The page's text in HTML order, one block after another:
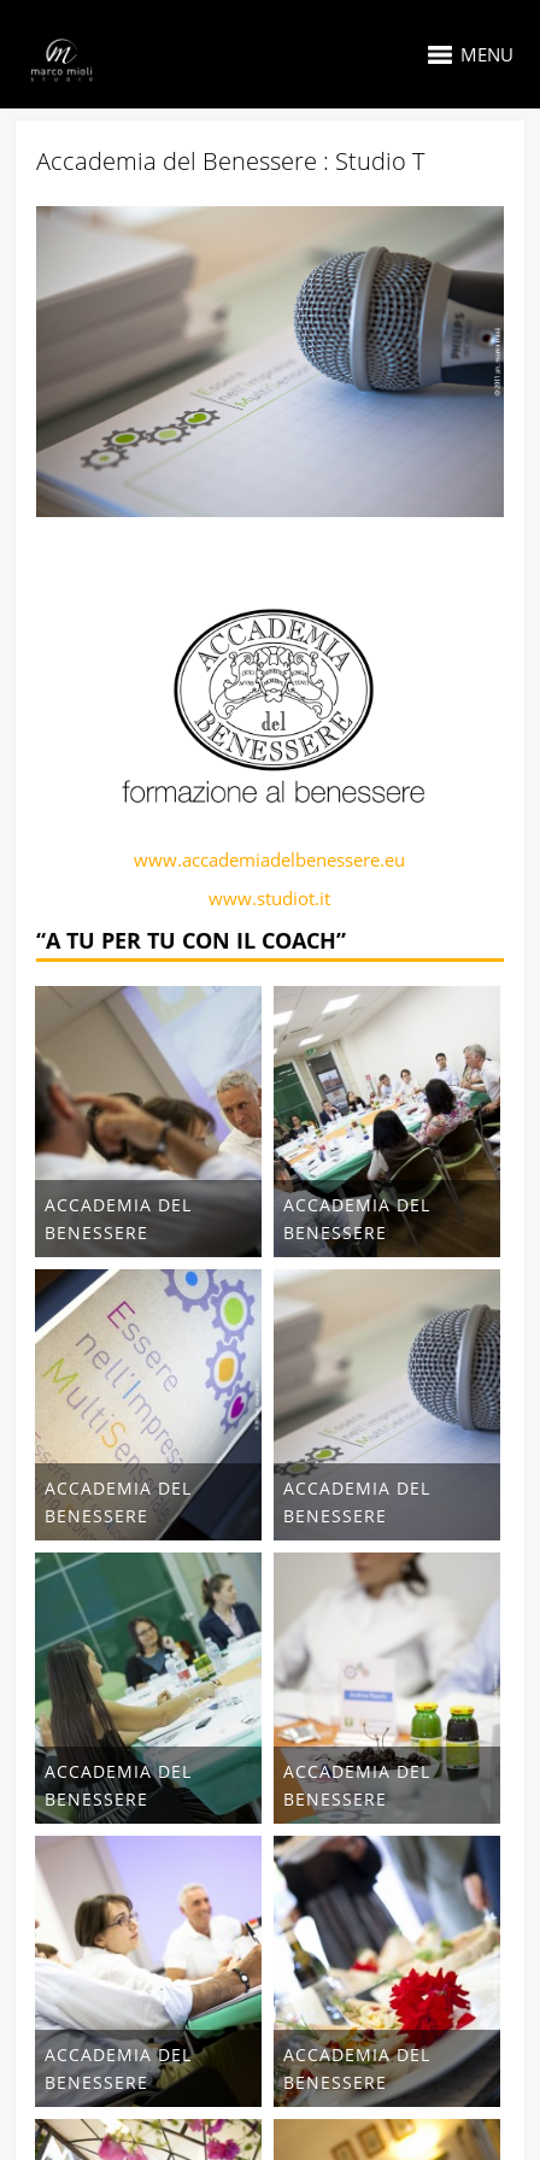
MENU
Accademia del Benessere : Studio T
www.accademiadelbenessere.eu
www.studiot.it
“A TU PER TU CON IL COACH”
ACCADEMIA DEL
BENESSERE
ACCADEMIA DEL
BENESSERE
ACCADEMIA DEL
BENESSERE
ACCADEMIA DEL
BENESSERE
ACCADEMIA DEL
BENESSERE
ACCADEMIA DEL
BENESSERE
ACCADEMIA DEL
BENESSERE
ACCADEMIA DEL
BENESSERE